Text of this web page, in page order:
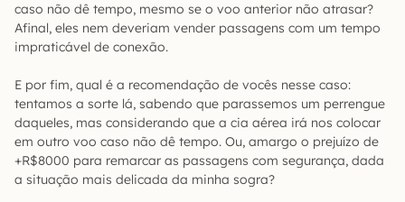
caso não dê tempo, mesmo se o voo anterior não atrasar?
Afinal, eles nem deveriam vender passagens com um tempo
impraticável de conexão.
E por fim, qual é a recomendação de vocês nesse caso:
tentamos a sorte lá, sabendo que parassemos um perrengue
daqueles, mas considerando que a cia aérea irá nos colocar
em outro voo caso não dê tempo. Ou, amargo o prejuízo de
+R$8000 para remarcar as passagens com segurança, dada
a situação mais delicada da minha sogra?